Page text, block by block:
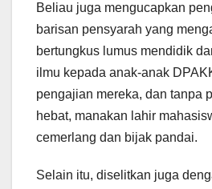
Beliau juga mengucapkan
barisan pensyarah yang
bertungkus lumus mendidik
ilmu kepada anak-anak
pengajian mereka, dan tanpa
hebat, manakan lahir
cemerlang dan bijak pandai.
Selain itu, diselitkan juga